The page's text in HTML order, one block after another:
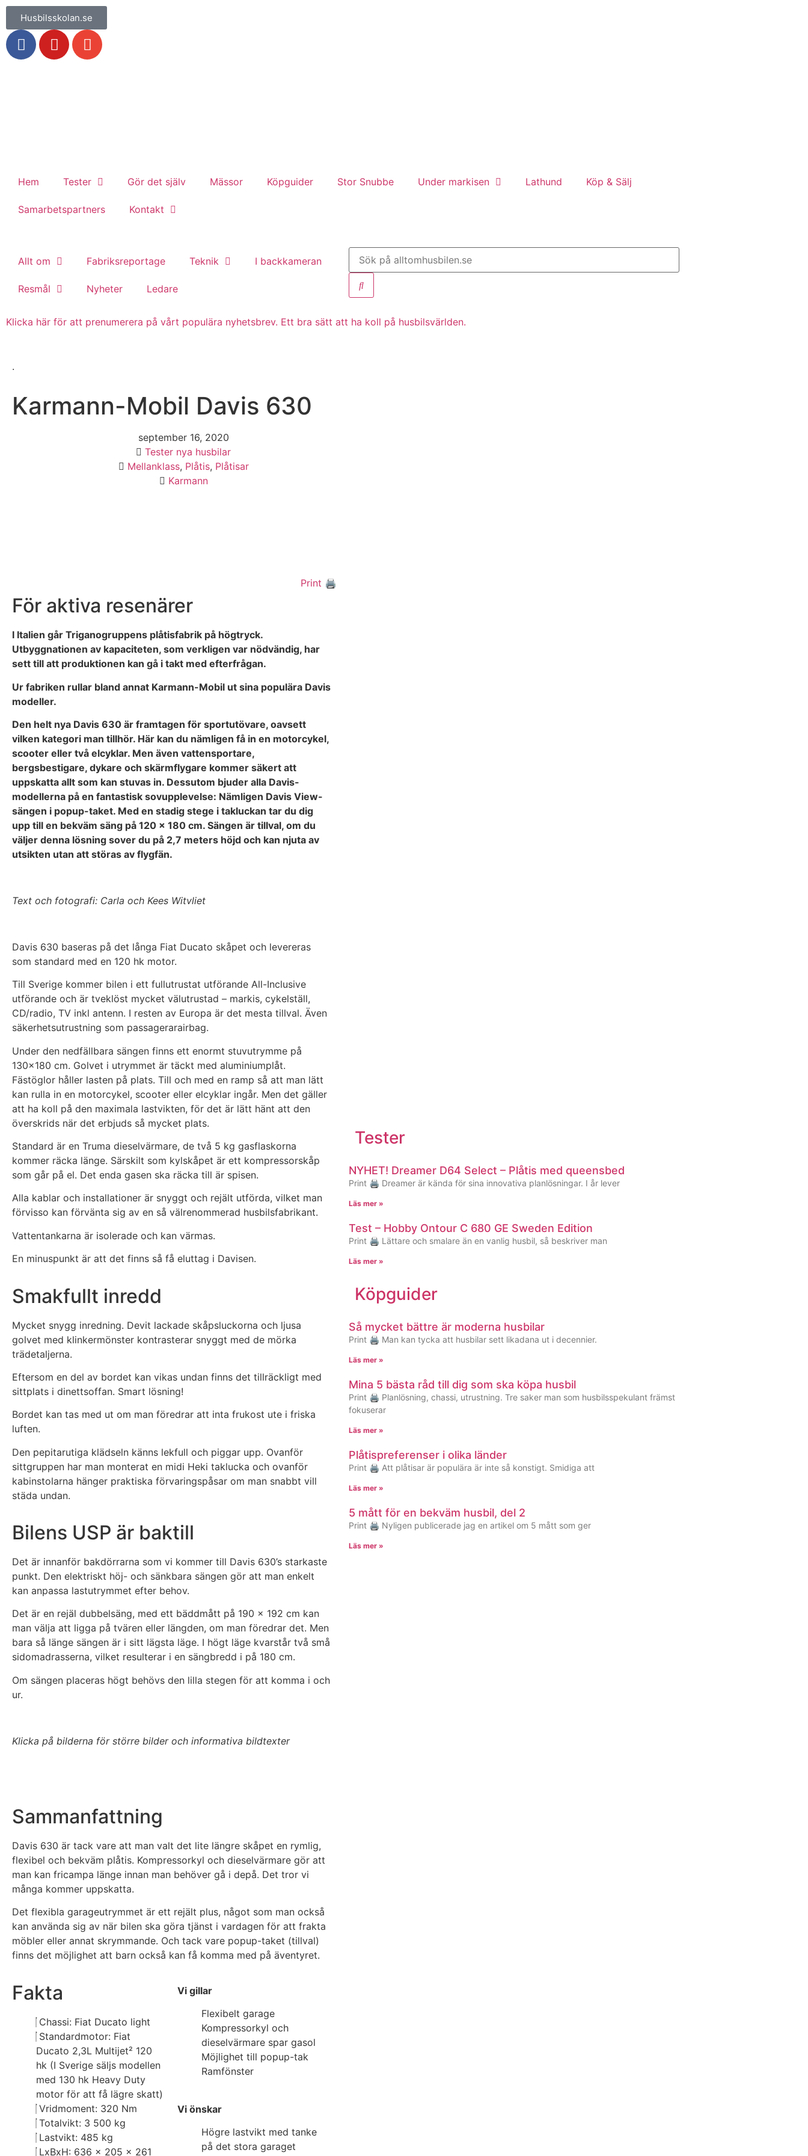
Husbilsskolan.se
Hem Tester Gör det själv Mässor Köpguider Stor Snubbe Under markisen Lathund Köp & Sälj
Samarbetspartners Kontakt
Allt om Fabriksreportage Teknik I backkameran
Resmål Nyheter Ledare
Klicka här för att prenumerera på vårt populära nyhetsbrev. Ett bra sätt att ha koll på husbilsvärlden.
.
Karmann-Mobil Davis 630
september 16, 2020
Tester nya husbilar
Mellanklass, Plåtis, Plåtisar
Karmann
Print 🖨
För aktiva resenärer
I Italien går Triganogruppens plåtisfabrik på högtryck.
Utbyggnationen av kapaciteten, som verkligen var nödvändig, har
sett till att produktionen kan gå i takt med efterfrågan.
Ur fabriken rullar bland annat Karmann-Mobil ut sina populära Davis
modeller.
Den helt nya Davis 630 är framtagen för sportutövare, oavsett
vilken kategori man tillhör. Här kan du nämligen få in en motorcykel,
scooter eller två elcyklar. Men även vattensportare,
bergsbestigare, dykare och skärmflygare kommer säkert att
uppskatta allt som kan stuvas in. Dessutom bjuder alla Davis-
modellerna på en fantastisk sovupplevelse: Nämligen Davis View-
sängen i popup-taket. Med en stadig stege i takluckan tar du dig
upp till en bekväm säng på 120 x 180 cm. Sängen är tillval, om du
väljer denna lösning sover du på 2,7 meters höjd och kan njuta av
utsikten utan att störas av flygfän.
Text och fotografi: Carla och Kees Witvliet
Davis 630 baseras på det långa Fiat Ducato skåpet och levereras
som standard med en 120 hk motor.
Till Sverige kommer bilen i ett fullutrustat utförande All-Inclusive
utförande och är tveklöst mycket välutrustad – markis, cykelställ,
CD/radio, TV inkl antenn. I resten av Europa är det mesta tillval. Även
säkerhetsutrustning som passagerarairbag.
Under den nedfällbara sängen finns ett enormt stuvutrymme på
130×180 cm. Golvet i utrymmet är täckt med aluminiumplåt.
Fästöglor håller lasten på plats. Till och med en ramp så att man lätt
kan rulla in en motorcykel, scooter eller elcyklar ingår. Men det gäller
att ha koll på den maximala lastvikten, för det är lätt hänt att den
överskrids när det erbjuds så mycket plats.
Standard är en Truma dieselvärmare, de två 5 kg gasflaskorna
kommer räcka länge. Särskilt som kylskåpet är ett kompressorskåp
som går på el. Det enda gasen ska räcka till är spisen.
Alla kablar och installationer är snyggt och rejält utförda, vilket man
förvisso kan förvänta sig av en så välrenommerad husbilsfabrikant.
Vattentankarna är isolerade och kan värmas.
En minuspunkt är att det finns så få eluttag i Davisen.
Smakfullt inredd
Mycket snygg inredning. Devit lackade skåpsluckorna och ljusa
golvet med klinkermönster kontrasterar snyggt med de mörka
trädetaljerna.
Eftersom en del av bordet kan vikas undan finns det tillräckligt med
sittplats i dinettsoffan. Smart lösning!
Bordet kan tas med ut om man föredrar att inta frukost ute i friska
luften.
Den pepitarutiga klädseln känns lekfull och piggar upp. Ovanför
sittgruppen har man monterat en midi Heki taklucka och ovanför
kabinstolarna hänger praktiska förvaringspåsar om man snabbt vill
städa undan.
Bilens USP är baktill
Det är innanför bakdörrarna som vi kommer till Davis 630’s starkaste
punkt. Den elektriskt höj- och sänkbara sängen gör att man enkelt
kan anpassa lastutrymmet efter behov.
Det är en rejäl dubbelsäng, med ett bäddmått på 190 x 192 cm kan
man välja att ligga på tvären eller längden, om man föredrar det. Men
bara så länge sängen är i sitt lägsta läge. I högt läge kvarstår två små
sidomadrasserna, vilket resulterar i en sängbredd i på 180 cm.
Om sängen placeras högt behövs den lilla stegen för att komma i och
ur.
Klicka på bilderna för större bilder och informativa bildtexter
Sammanfattning
Davis 630 är tack vare att man valt det lite längre skåpet en rymlig,
flexibel och bekväm plåtis. Kompressorkyl och dieselvärmare gör att
man kan fricampa länge innan man behöver gå i depå. Det tror vi
många kommer uppskatta.
Det flexibla garageutrymmet är ett rejält plus, något som man också
kan använda sig av när bilen ska göra tjänst i vardagen för att frakta
möbler eller annat skrymmande. Och tack vare popup-taket (tillval)
finns det möjlighet att barn också kan få komma med på äventyret.
Fakta
Chassi: Fiat Ducato light
Standardmotor: Fiat
Ducato 2,3L Multijet² 120
hk (I Sverige säljs modellen
med 130 hk Heavy Duty
motor för att få lägre skatt)
Vridmoment: 320 Nm
Totalvikt: 3 500 kg
Lastvikt: 485 kg
LxBxH: 636 x 205 x 261
Vi gillar
Flexibelt garage
Kompressorkyl och
dieselvärmare spar gasol
Möjlighet till popup-tak
Ramfönster
Vi önskar
Högre lastvikt med tanke
på det stora garaget
Tester
NYHET! Dreamer D64 Select – Plåtis med queensbed
Print 🖨 Dreamer är kända för sina innovativa planlösningar. I år lever
Läs mer »
Test – Hobby Ontour C 680 GE Sweden Edition
Print 🖨 Lättare och smalare än en vanlig husbil, så beskriver man
Läs mer »
Köpguider
Så mycket bättre är moderna husbilar
Print 🖨 Man kan tycka att husbilar sett likadana ut i decennier.
Läs mer »
Mina 5 bästa råd till dig som ska köpa husbil
Print 🖨 Planlösning, chassi, utrustning. Tre saker man som husbilsspekulant främst
fokuserar
Läs mer »
Plåtispreferenser i olika länder
Print 🖨 Att plåtisar är populära är inte så konstigt. Smidiga att
Läs mer »
5 mått för en bekväm husbil, del 2
Print 🖨 Nyligen publicerade jag en artikel om 5 mått som ger
Läs mer »